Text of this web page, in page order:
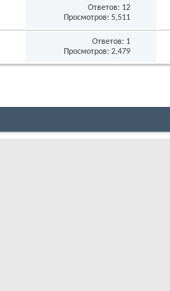
Ответов: 12
Просмотров: 5,511
Ответов: 1
Просмотров: 2,479